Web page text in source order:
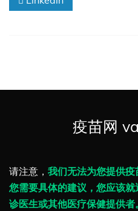
疫苗网
请注意， 我们无法为您提供
您需要具体的建议，您应该
诊医生或其他医疗保健提供